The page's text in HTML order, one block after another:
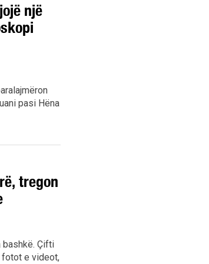
një
pasi Hëna
tregon
bashkë. Çifti
fotot e videot,